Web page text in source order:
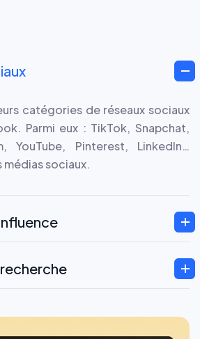
catégories de réseaux sociaux
Parmi eux : TikTok, Snapchat,
YouTube, Pinterest, LinkedIn…
médias sociaux.